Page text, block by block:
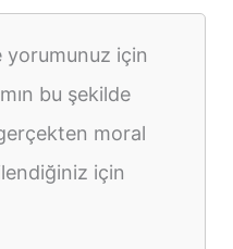
yorumunuz için
bu şekilde
moral
için